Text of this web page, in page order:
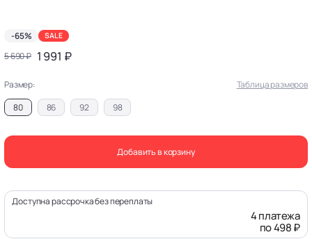
-65% SALE
5 690 ₽ 1 991 ₽
Размер:
Таблица размеров
80
86 92 98
Добавить в корзину
Доступна рассрочка без переплаты
4 платежа
по 498 ₽